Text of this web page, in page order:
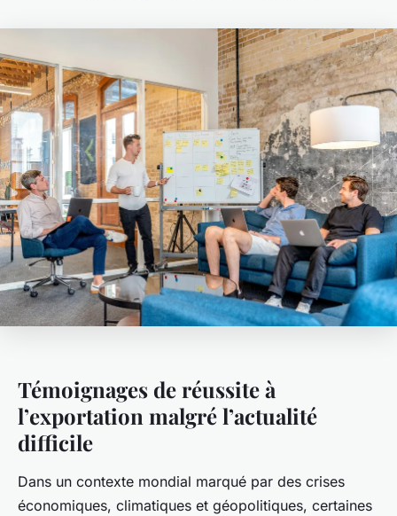
Témoignages de réussite à
l’exportation malgré l’actualité
difficile
Dans un contexte mondial marqué par des crises
économiques, climatiques et géopolitiques, certaines